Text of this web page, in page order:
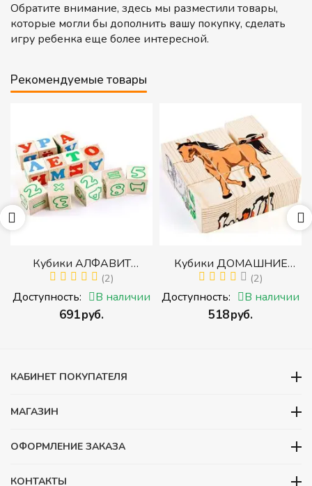
Обратите внимание, здесь мы разместили товары,
которые могли бы дополнить вашу покупку, сделать
игру ребенка еще более интересной.
Рекомендуемые товары
Кубики АЛФАВИТ
РУССКИЙ С ЦИФРАМИ
(Томик) (Набор кубиков с
буквами, цифрами,
математическими знаками
(2)
Доступность: В наличии
‍691‍руб.
Кубики ДОМАШНИЕ
ЖИВОТНЫЕ (Томик)
(Набор кубиков
разрезных (складных))
(2)
Доступность: В наличии
‍518‍руб.
КАБИНЕТ ПОКУПАТЕЛЯ
МАГАЗИН
ОФОРМЛЕНИЕ ЗАКАЗА
КОНТАКТЫ